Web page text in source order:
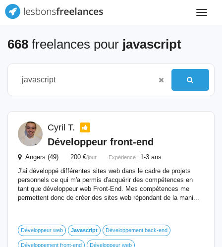
Toggle
668 freelances pour javascript
Cyril T.
Développeur front-end
Angers (49) 200 €/jour Expérience : 1-3 ans
J'ai développé différentes sites web dans le cadre de projets
personnels ce qui m'a permis d'acquérir des compétences en
tant que développeur web Front-End. Mes compétences me
permettent donc de créer des sites web répondant de la mani...
Développeur web Javascript Développement back-end
Développement front-end Développeur web